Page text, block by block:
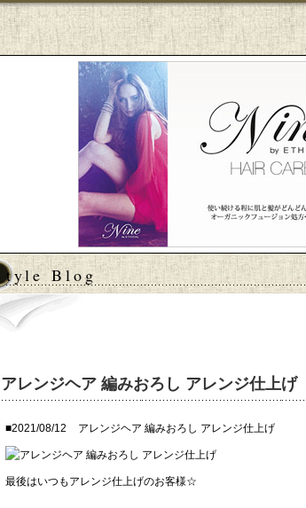
Style Blog
アレンジヘア 編みおろし アレンジ仕上げ
■2021/08/12 アレンジヘア 編みおろし アレンジ仕上げ
最後はいつもアレンジ仕上げのお客様☆